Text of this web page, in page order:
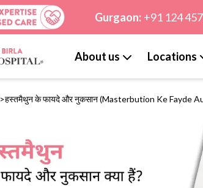
Gurgaon: +91 124
About us Locations
>हस्तमैथुन के फायदे और नुकसान (Masterbution Ke Fayde